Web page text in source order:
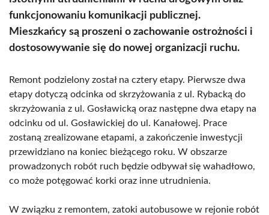
funkcjonowaniu komunikacji publicznej.
Mieszkańcy są proszeni o zachowanie ostrożności i
dostosowywanie się do nowej organizacji ruchu.
Remont podzielony został na cztery etapy. Pierwsze dwa
etapy dotyczą odcinka od skrzyżowania z ul. Rybacką do
skrzyżowania z ul. Gosławicką oraz następne dwa etapy na
odcinku od ul. Gosławickiej do ul. Kanałowej. Prace
zostaną zrealizowane etapami, a zakończenie inwestycji
przewidziano na koniec bieżącego roku. W obszarze
prowadzonych robót ruch będzie odbywał się wahadłowo,
co może potęgować korki oraz inne utrudnienia.
W związku z remontem, zatoki autobusowe w rejonie robót